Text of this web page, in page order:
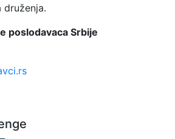
poslodavaca Srbije